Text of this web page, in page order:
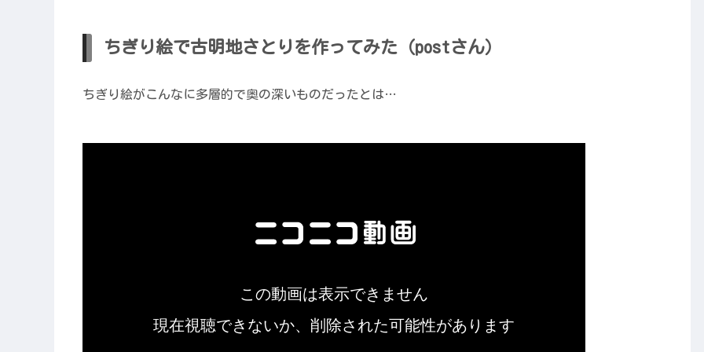
ちぎり絵で古明地さとりを作ってみた（postさん）
ちぎり絵がこんなに多層的で奥の深いものだったとは…